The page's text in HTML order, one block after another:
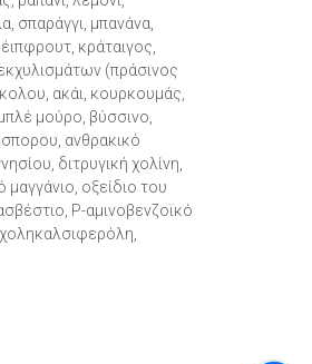
σπαράγγι, μπανάνα,
κράταιγος,
(πράσινος
ακάι, κουρκουμάς,
μούρο, βύσσινο,
ανθρακικό
διτρυγική χολίνη,
οξείδιο του
P-αμινοβενζοϊκό